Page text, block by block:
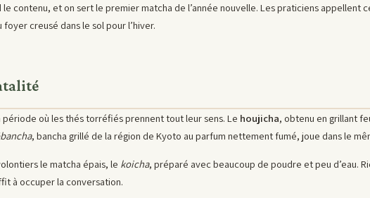
contenu, et on sert le premier matcha de l’année nouvelle. Les praticiens appellent
foyer creusé dans le sol pour l’hiver.
période où les thés torréfiés prennent tout leur sens. Le houjicha, obtenu en grillant
, bancha grillé de la région de Kyoto au parfum nettement fumé, joue dans le
le matcha épais, le koicha, préparé avec beaucoup de poudre et peu d’eau.
à occuper la conversation.